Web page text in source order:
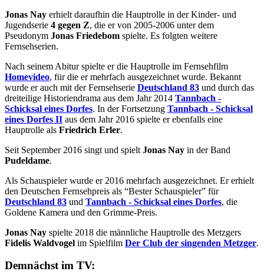
Jonas Nay erhielt daraufhin die Hauptrolle in der Kinder- und
Jugendserie 4 gegen Z, die er von 2005-2006 unter dem
Pseudonym Jonas Friedebom spielte. Es folgten weitere
Fernsehserien.
Nach seinem Abitur spielte er die Hauptrolle im Fernsehfilm
Homevideo, für die er mehrfach ausgezeichnet wurde. Bekannt
wurde er auch mit der Fernsehserie Deutschland 83 und durch das
dreiteilige Historiendrama aus dem Jahr 2014 Tannbach -
Schicksal eines Dorfes. In der Fortsetzung Tannbach - Schicksal
eines Dorfes II aus dem Jahr 2016 spielte er ebenfalls eine
Hauptrolle als Friedrich Erler.
Seit September 2016 singt und spielt Jonas Nay in der Band
Pudeldame.
Als Schauspieler wurde er 2016 mehrfach ausgezeichnet. Er erhielt
den Deutschen Fernsehpreis als “Bester Schauspieler” für
Deutschland 83 und Tannbach - Schicksal eines Dorfes, die
Goldene Kamera und den Grimme-Preis.
Jonas Nay spielte 2018 die männliche Hauptrolle des Metzgers
Fidelis Waldvogel im Spielfilm Der Club der singenden Metzger.
Demnächst im TV: